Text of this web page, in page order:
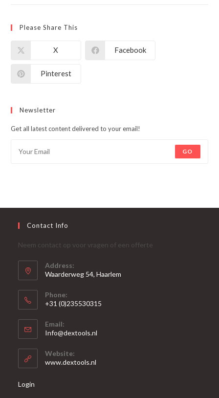
Please Share This
X Facebook
Pinterest
Newsletter
Get all latest content delivered to your email!
GO
Contact Info
Neem contact op voor vragen of een offerte
Address:
Waarderweg 54, Haarlem
Phone:
+31 (0)235530315
in
je
toepassing
Email:
Info@dextools.nl
Website:
www.dextools.nl
Login